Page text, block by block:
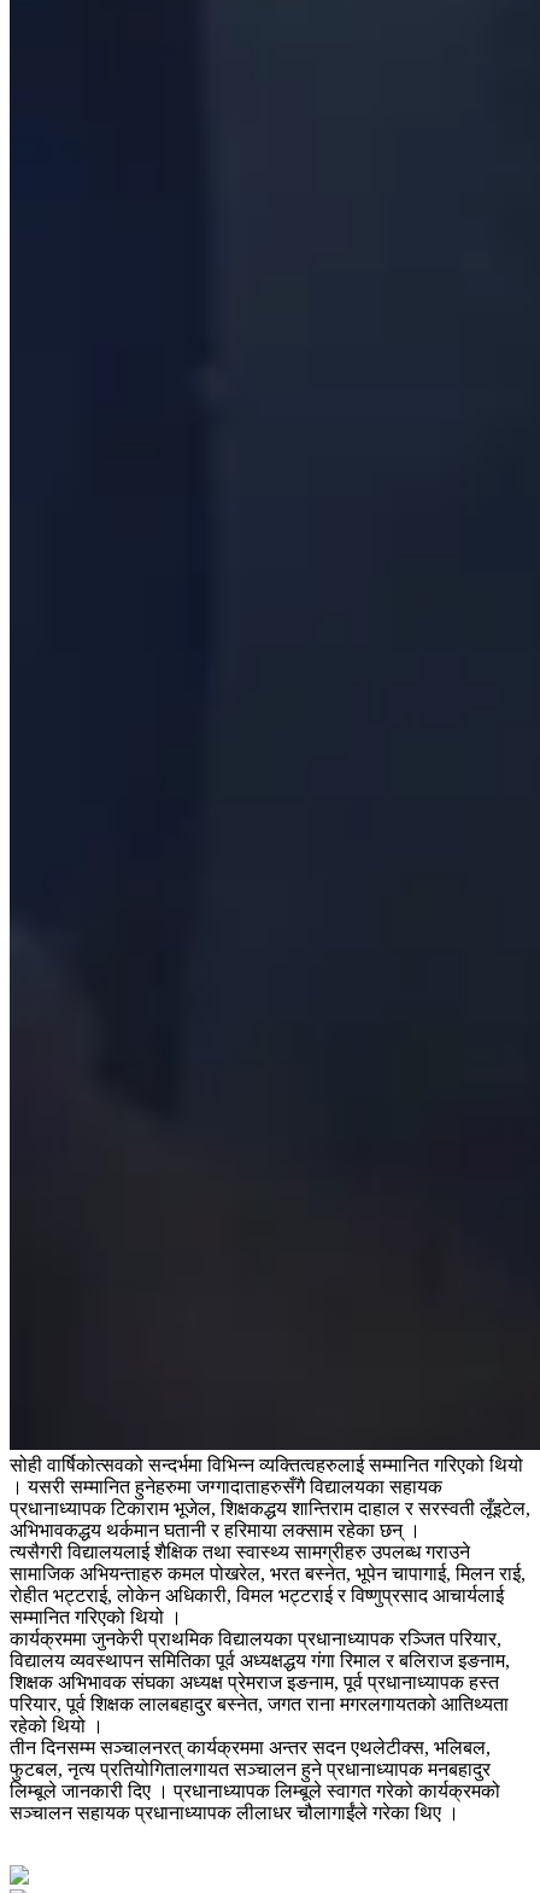
सोही वार्षिकोत्सवको सन्दर्भमा विभिन्न व्यक्तित्वहरुलाई सम्मानित गरिएको थियो
। यसरी सम्मानित हुनेहरुमा जग्गादाताहरुसँगै विद्यालयका सहायक
प्रधानाध्यापक टिकाराम भूजेल, शिक्षकद्धय शान्तिराम दाहाल र सरस्वती लूँइटेल,
अभिभावकद्धय थर्कमान घतानी र हरिमाया लक्साम रहेका छन् ।
त्यसैगरी विद्यालयलाई शैक्षिक तथा स्वास्थ्य सामग्रीहरु उपलब्ध गराउने
सामाजिक अभियन्ताहरु कमल पोखरेल, भरत बस्नेत, भूपेन चापागाई, मिलन राई,
रोहीत भट्टराई, लोकेन अधिकारी, विमल भट्टराई र विष्णुप्रसाद आचार्यलाई
सम्मानित गरिएको थियो ।
कार्यक्रममा जुनकेरी प्राथमिक विद्यालयका प्रधानाध्यापक रञ्जित परियार,
विद्यालय व्यवस्थापन समितिका पूर्व अध्यक्षद्धय गंगा रिमाल र बलिराज इङनाम,
शिक्षक अभिभावक संघका अध्यक्ष प्रेमराज इङनाम, पूर्व प्रधानाध्यापक हस्त
परियार, पूर्व शिक्षक लालबहादुर बस्नेत, जगत राना मगरलगायतको आतिथ्यता
रहेको थियो ।
तीन दिनसम्म सञ्चालनरत् कार्यक्रममा अन्तर सदन एथलेटीक्स, भलिबल,
फुटबल, नृत्य प्रतियोगितालगायत सञ्चालन हुने प्रधानाध्यापक मनबहादुर
लिम्बूले जानकारी दिए । प्रधानाध्यापक लिम्बूले स्वागत गरेको कार्यक्रमको
सञ्चालन सहायक प्रधानाध्यापक लीलाधर चौलागाईंले गरेका थिए ।